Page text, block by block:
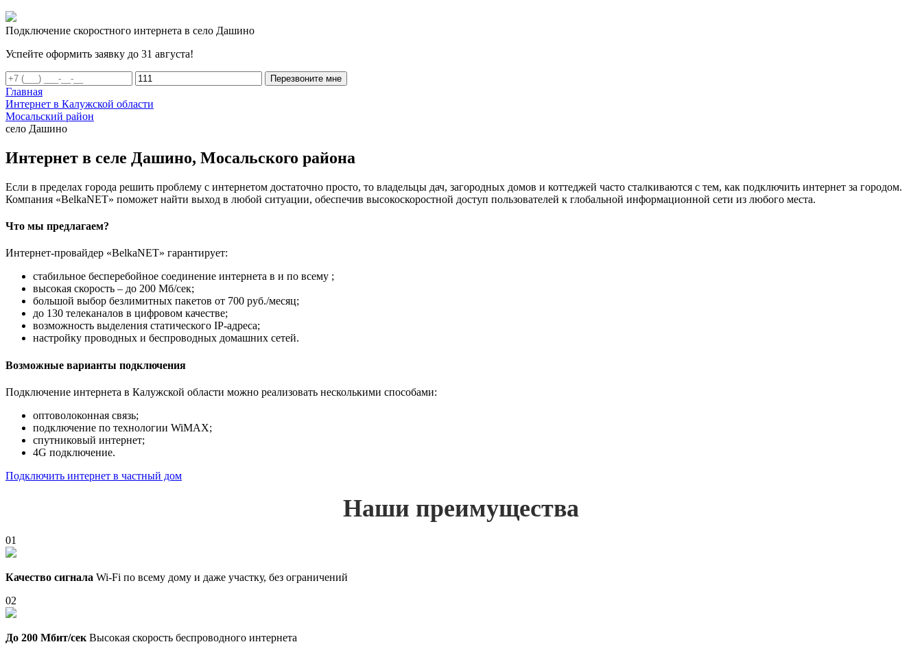
Подключение скоростного интернета в село Дашино
Успейте оформить заявку до 31 августа!
Перезвоните мне
Главная
Интернет в Калужской области
Мосальский район
село Дашино
Интернет в селе Дашино, Мосальского района
Если в пределах города решить проблему с интернетом достаточно просто, то владельцы дач, загородных домов и коттеджей часто сталкиваются с тем, как подключить интернет за городом.
Компания «BelkaNET» поможет найти выход в любой ситуации, обеспечив высокоскоростной доступ пользователей к глобальной информационной сети из любого места.
Что мы предлагаем?
Интернет-провайдер «BelkaNET» гарантирует:
стабильное бесперебойное соединение интернета в и по всему ;
высокая скорость – до 200 Мб/сек;
большой выбор безлимитных пакетов от 700 руб./месяц;
до 130 телеканалов в цифровом качестве;
возможность выделения статического IP-адреса;
настройку проводных и беспроводных домашних сетей.
Возможные варианты подключения
Подключение интернета в Калужской области можно реализовать несколькими способами:
оптоволоконная связь;
подключение по технологии WiMAX;
спутниковый интернет;
4G подключение.
Подключить интернет в частный дом
Наши преимущества
01
Качество сигнала Wi-Fi по всему дому и даже участку, без ограничений
02
До 200 Мбит/сек Высокая скорость беспроводного интернета